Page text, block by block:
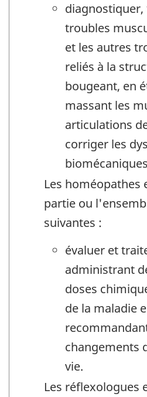
troubles
et les autres
reliés à la
bougeant, en
massant les
articulations
corriger les
Les homéopathes
partie ou
suivantes :
évaluer et
administrant
doses
de la maladie
changements
vie.
Les réflexologues